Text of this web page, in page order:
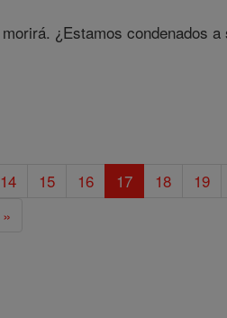
¿Estamos condenados
14 15 16 17 18 19